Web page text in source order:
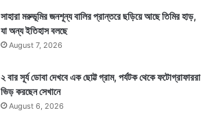
সাহারা মরুভূমির জনশূন্য বালির প্রান্তরে ছড়িয়ে আছে তিমির হাড়,
যা অন্য ইতিহাস বলছে
August 7, 2026
২ বার সূর্য ডোবা দেখবে এক ছোট্ট গ্রাম, পর্যটক থেকে ফটোগ্রাফাররা
ভিড় করছেন সেখানে
August 6, 2026